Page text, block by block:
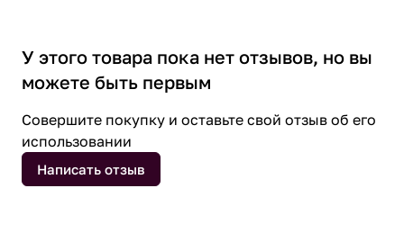
У этого товара пока нет отзывов, но вы
можете быть первым
Совершите покупку и оставьте свой отзыв об его
использовании
Написать отзыв